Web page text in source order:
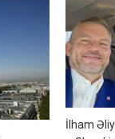
İlham